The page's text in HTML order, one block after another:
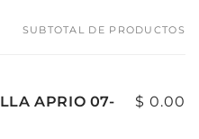
SUBTOTAL DE PRODUCTOS
APRIO 07-
$ 0.00